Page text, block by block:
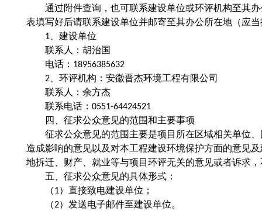
通过附件查询，也可联系建设单位或环评机构至其
表填写好后请联系建设单位并邮寄至其办公所在地（应
1、建设单位
联系人：胡治国
电话：18956385632
2、环评机构：安徽晋杰环境工程有限公司
联系人：余方杰
联系电话：0551-64424521
四、征求公众意见的范围和主要事项
征求公众意见的范围主要是项目所在区域相关单位
造成影响的意见以及对本工程建设环境保护方面的意见
地拆迁、财产、就业等与项目环评无关的意见或者诉求
五、征求公众意见的具体形式：
（1）直接致电建设单位；
（2）发送电子邮件至建设单位。